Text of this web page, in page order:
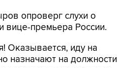
опроверг слухи о
вице-премьера России.
Оказывается, иду на
назначают на должности